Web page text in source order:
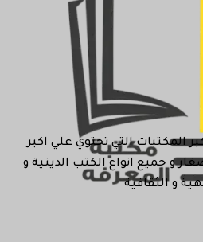
المكتبات التي تحتوي علي اكبر
و جميع انواع الكتب الدينية و
و الثقافية